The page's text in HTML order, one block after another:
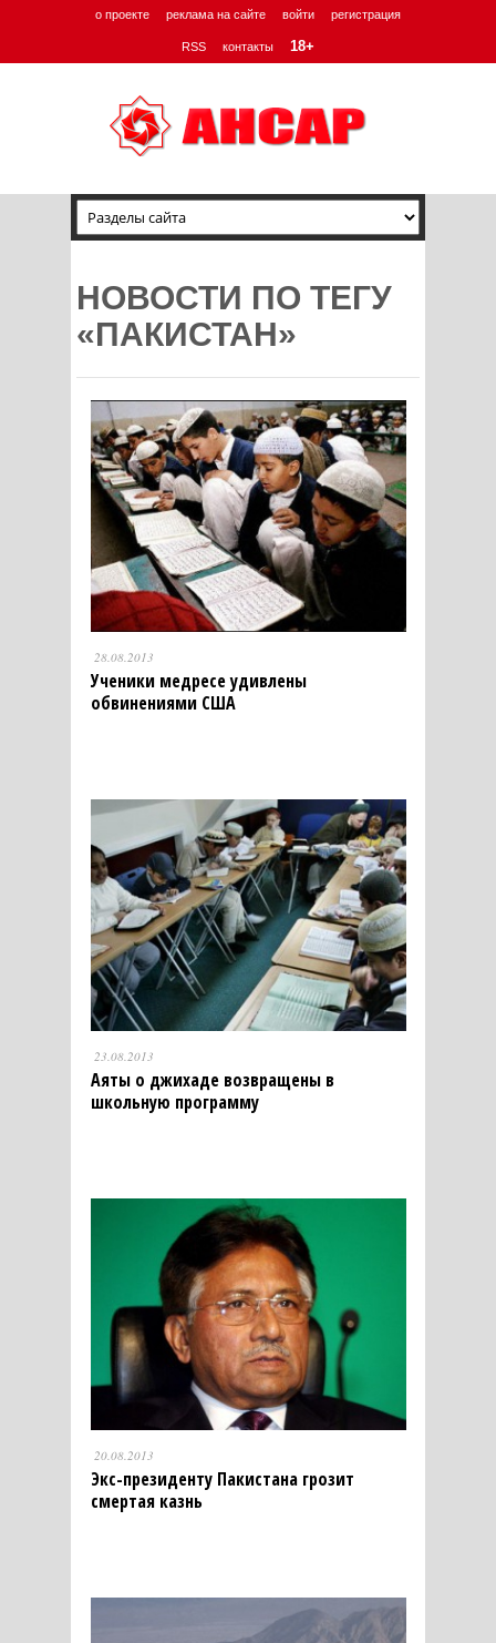
о проекте реклама на сайте войти регистрация
RSS контакты 18+
НОВОСТИ ПО ТЕГУ
«ПАКИСТАН»
28.08.2013
Ученики медресе удивлены
обвинениями США
23.08.2013
Аяты о джихаде возвращены в
школьную программу
20.08.2013
Экс-президенту Пакистана грозит
смертая казнь